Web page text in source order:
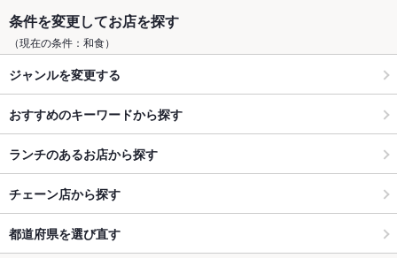
条件を変更してお店を探す
（現在の条件：和食）
ジャンルを変更する
おすすめのキーワードから探す
ランチのあるお店から探す
チェーン店から探す
都道府県を選び直す